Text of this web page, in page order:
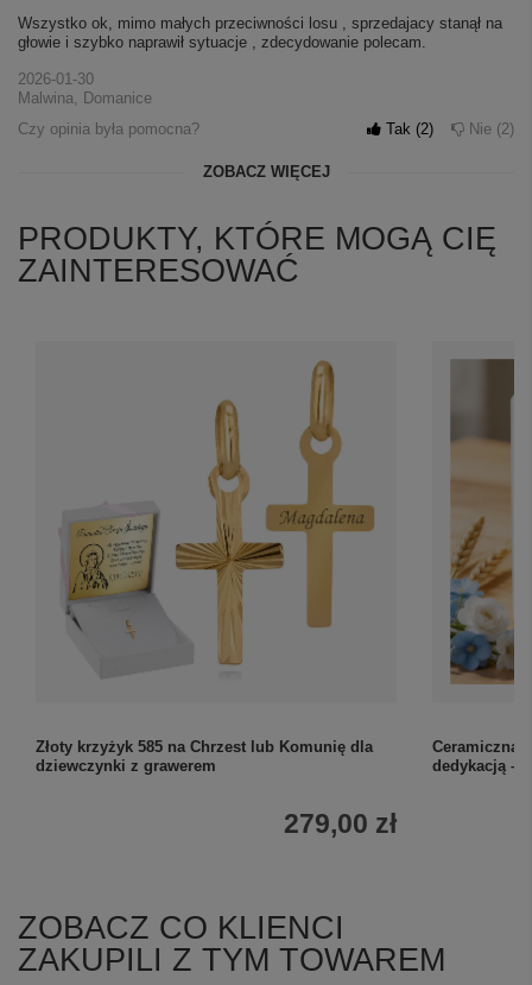
Wszystko ok, mimo małych przeciwności losu , sprzedajacy stanął na
głowie i szybko naprawił sytuacje , zdecydowanie polecam.
2026-01-30
Malwina, Domanice
Czy opinia była pomocna?
Tak 2 Nie 2
ZOBACZ WIĘCEJ
PRODUKTY, KTÓRE MOGĄ CIĘ
ZAINTERESOWAĆ
Złoty krzyżyk 585 na Chrzest lub Komunię dla
dziewczynki z grawerem
279,00 zł
Ceramiczna
dedykacją –
ZOBACZ CO KLIENCI
ZAKUPILI Z TYM TOWAREM